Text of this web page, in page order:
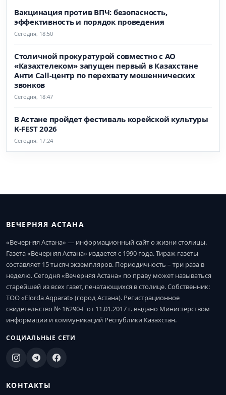
Вакцинация против ВПЧ: безопасность,
эффективность и порядок проведения
Сегодня, 18:50
Столичной прокуратурой совместно с АО
«Казахтелеком» запущен первый в Казахстане
Анти Call-центр по перехвату мошеннических
звонков
Сегодня, 18:47
В Астане пройдет фестиваль корейской культуры
K-FEST 2026
Сегодня, 17:24
ВЕЧЕРНЯЯ АСТАНА
«Вечерняя Астана» — информационный сайт о жизни столицы.
Газета «Вечерняя Астана» издается с 1990 года. Тираж газеты
составляет 15 тысяч экземпляров. Периодичность – три раза в
неделю. Сегодня «Вечерняя Астана» по праву может называться
старейшей из всех газет, печатающихся в столице. Собственник:
ТОО «Elorda Aqparat» (город Астана). Регистрационное
свидетельство № 16290-Г от 11.01.2017 г. выдано Министерством
информации и коммуникаций Республики Казахстан.
СОЦИАЛЬНЫЕ СЕТИ
КОНТАКТЫ